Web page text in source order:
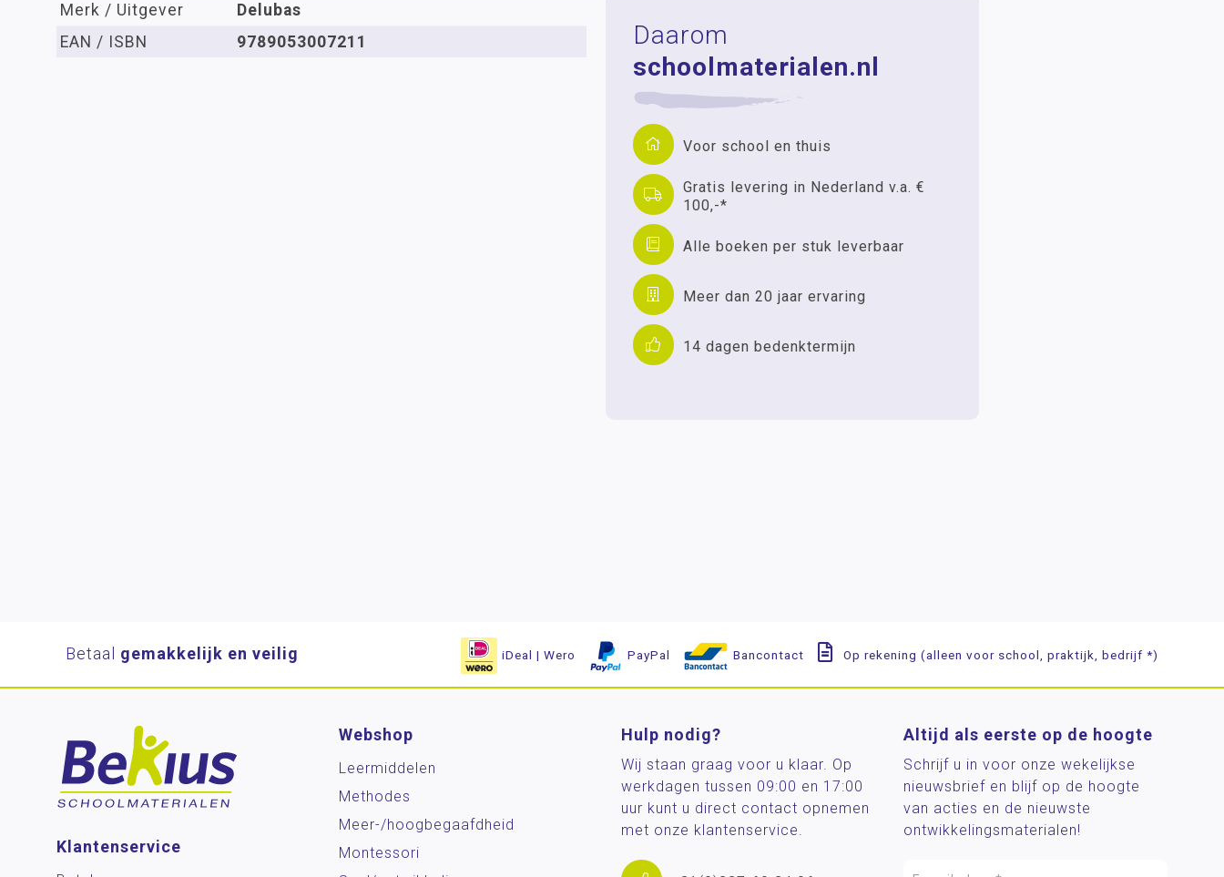
Daarom
schoolmaterialen.nl
Voor school en thuis
Gratis levering in Nederland v.a. €
100,-*
Alle boeken per stuk leverbaar
Meer dan 20 jaar ervaring
14 dagen bedenktermijn
Merk / Uitgever
Delubas
EAN / ISBN
9789053007211
Betaal gemakkelijk en veilig iDeal | Wero PayPal Bancontact Op rekening (alleen voor school, praktijk, bedrijf *)
Klantenservice
Webshop
Leermiddelen
Methodes
Meer-/hoog­begaafdheid
Montessori
Hulp nodig?
Wij staan graag voor u klaar. Op
werkdagen tussen 09:00 en 17:00
uur kunt u direct contact opnemen
met onze klantenservice.
Altijd als eerste op de hoogte
Schrijf u in voor onze wekelijkse
nieuwsbrief en blijf op de hoogte
van acties en de nieuwste
ontwikkelingsmaterialen!